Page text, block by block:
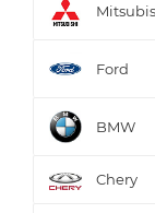
Ford
BMW
Chery